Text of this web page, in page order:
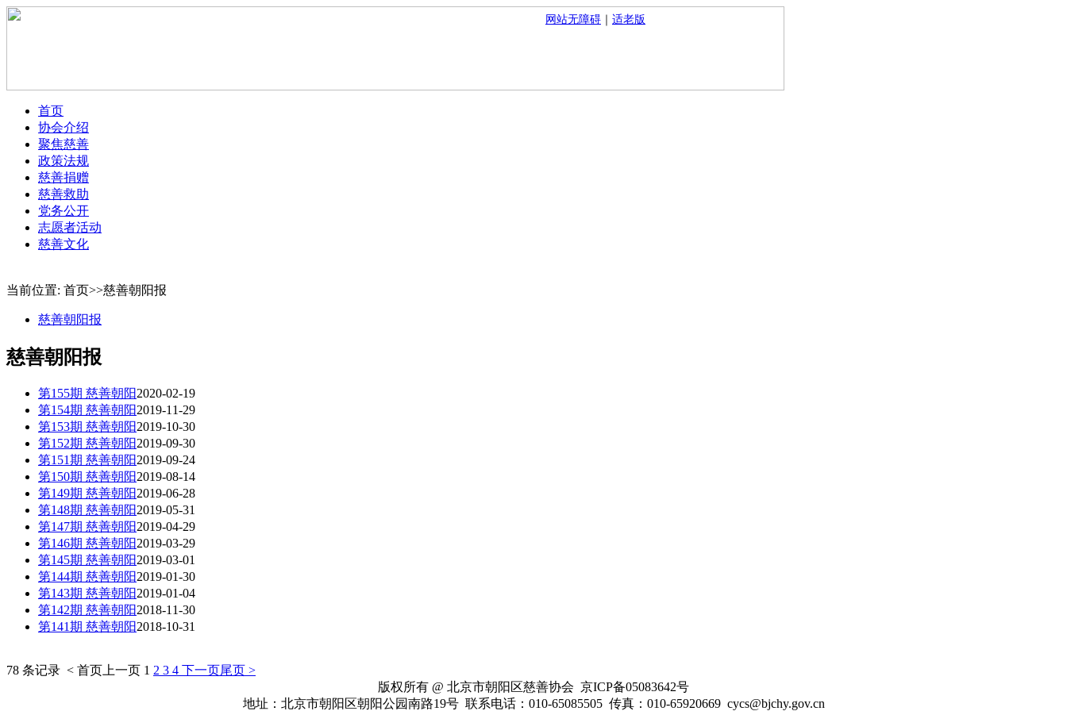
网站无障碍 适老版
首页
协会介绍
聚焦慈善
政策法规
慈善捐赠
慈善救助
党务公开
志愿者活动
慈善文化
当前位置: 首页>>慈善朝阳报
慈善朝阳报
慈善朝阳报
第155期 慈善朝阳2020-02-19
第154期 慈善朝阳2019-11-29
第153期 慈善朝阳2019-10-30
第152期 慈善朝阳2019-09-30
第151期 慈善朝阳2019-09-24
第150期 慈善朝阳2019-08-14
第149期 慈善朝阳2019-06-28
第148期 慈善朝阳2019-05-31
第147期 慈善朝阳2019-04-29
第146期 慈善朝阳2019-03-29
第145期 慈善朝阳2019-03-01
第144期 慈善朝阳2019-01-30
第143期 慈善朝阳2019-01-04
第142期 慈善朝阳2018-11-30
第141期 慈善朝阳2018-10-31
78 条记录 < 首页 上一页 1 2 3 4 下一页尾页 >
版权所有 @ 北京市朝阳区慈善协会 京ICP备05083642号
地址：北京市朝阳区朝阳公园南路19号 联系电话：010-65085505 传真：010-65920669 cycs@bjchy.gov.cn